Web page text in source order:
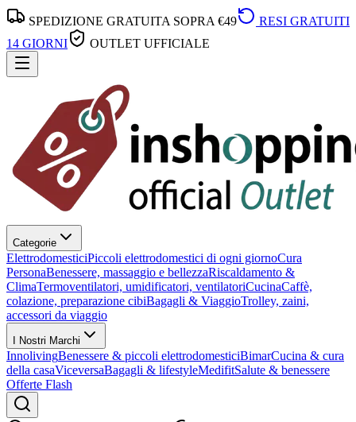
SPEDIZIONE GRATUITA SOPRA €49
RESI GRATUITI
14 GIORNI
OUTLET UFFICIALE
Categorie
ElettrodomesticiPiccoli elettrodomestici di ogni giornoCura
PersonaBenessere, massaggio e bellezzaRiscaldamento &
ClimaTermoventilatori, umidificatori, ventilatoriCucinaCaffè,
colazione, preparazione cibiBagagli & ViaggioTrolley, zaini,
accessori da viaggio
I Nostri Marchi
InnolivingBenessere & piccoli elettrodomesticiBimarCucina & cura
della casaViceversaBagagli & lifestyleMedifitSalute & benessere
Offerte Flash